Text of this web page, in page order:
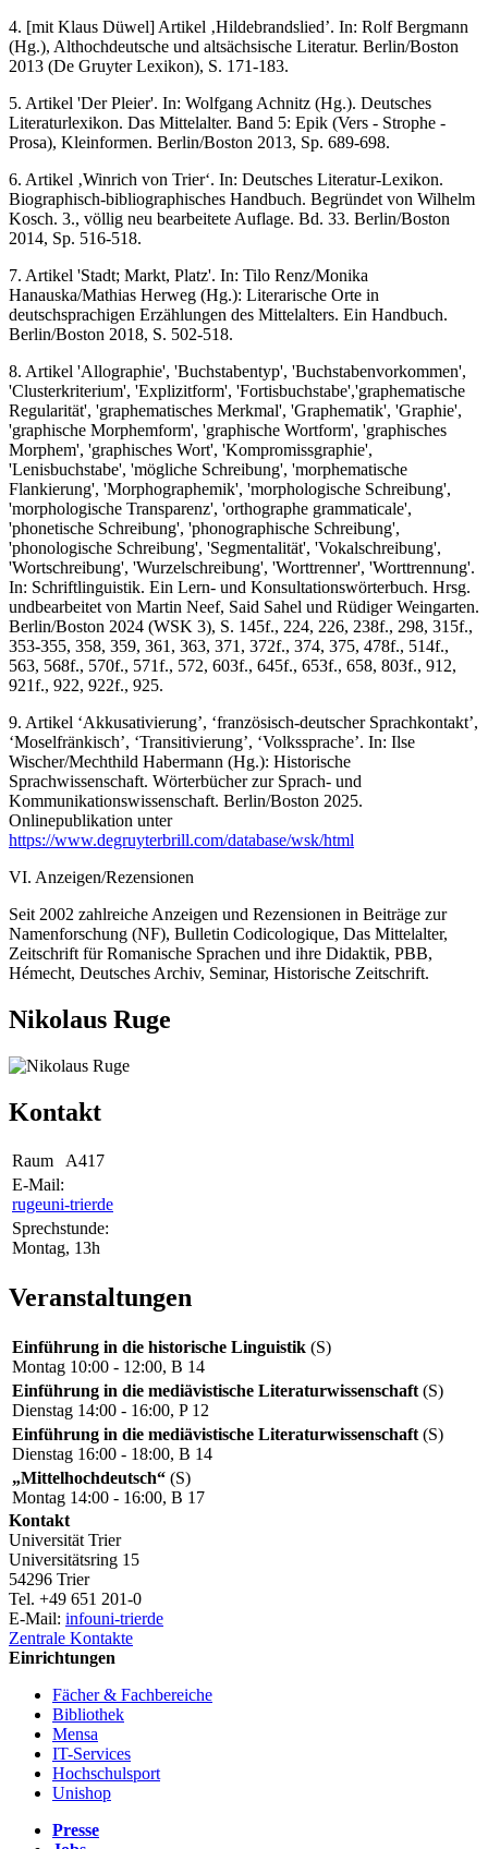
4. [mit Klaus Düwel] Artikel ‚Hildebrandslied’. In: Rolf Bergmann
(Hg.), Althochdeutsche und altsächsische Literatur. Berlin/Boston
2013 (De Gruyter Lexikon), S. 171-183.
5. Artikel 'Der Pleier'. In: Wolfgang Achnitz (Hg.). Deutsches
Literaturlexikon. Das Mittelalter. Band 5: Epik (Vers - Strophe -
Prosa), Kleinformen. Berlin/Boston 2013, Sp. 689-698.
6. Artikel ‚Winrich von Trier‘. In: Deutsches Literatur-Lexikon.
Biographisch-bibliographisches Handbuch. Begründet von Wilhelm
Kosch. 3., völlig neu bearbeitete Auflage. Bd. 33. Berlin/Boston
2014, Sp. 516-518.
7. Artikel 'Stadt; Markt, Platz'. In: Tilo Renz/Monika
Hanauska/Mathias Herweg (Hg.): Literarische Orte in
deutschsprachigen Erzählungen des Mittelalters. Ein Handbuch.
Berlin/Boston 2018, S. 502-518.
8. Artikel 'Allographie', 'Buchstabentyp', 'Buchstabenvorkommen',
'Clusterkriterium', 'Explizitform', 'Fortisbuchstabe','graphematische
Regularität', 'graphematisches Merkmal', 'Graphematik', 'Graphie',
'graphische Morphemform', 'graphische Wortform', 'graphisches
Morphem', 'graphisches Wort', 'Kompromissgraphie',
'Lenisbuchstabe', 'mögliche Schreibung', 'morphematische
Flankierung', 'Morphographemik', 'morphologische Schreibung',
'morphologische Transparenz', 'orthographe grammaticale',
'phonetische Schreibung', 'phonographische Schreibung',
'phonologische Schreibung', 'Segmentalität', 'Vokalschreibung',
'Wortschreibung', 'Wurzelschreibung', 'Worttrenner', 'Worttrennung'.
In: Schriftlinguistik. Ein Lern- und Konsultationswörterbuch. Hrsg.
undbearbeitet von Martin Neef, Said Sahel und Rüdiger Weingarten.
Berlin/Boston 2024 (WSK 3), S. 145f., 224, 226, 238f., 298, 315f.,
353-355, 358, 359, 361, 363, 371, 372f., 374, 375, 478f., 514f.,
563, 568f., 570f., 571f., 572, 603f., 645f., 653f., 658, 803f., 912,
921f., 922, 922f., 925.
9. Artikel ‘Akkusativierung’, ‘französisch-deutscher Sprachkontakt’,
‘Moselfränkisch’, ‘Transitivierung’, ‘Volkssprache’. In: Ilse
Wischer/Mechthild Habermann (Hg.): Historische
Sprachwissenschaft. Wörterbücher zur Sprach- und
Kommunikationswissenschaft. Berlin/Boston 2025.
Onlinepublikation unter
https://www.degruyterbrill.com/database/wsk/html
VI. Anzeigen/Rezensionen
Seit 2002 zahlreiche Anzeigen und Rezensionen in Beiträge zur
Namenforschung (NF), Bulletin Codicologique, Das Mittelalter,
Zeitschrift für Romanische Sprachen und ihre Didaktik, PBB,
Hémecht, Deutsches Archiv, Seminar, Historische Zeitschrift.
Nikolaus Ruge
Kontakt
Raum
A417
E-Mail:
rugeuni-trierde
Sprechstunde:
Montag, 13h
Veranstaltungen
Einführung in die historische Linguistik (S)
Montag 10:00 - 12:00, B 14
Einführung in die mediävistische Literaturwissenschaft (S)
Dienstag 14:00 - 16:00, P 12
Einführung in die mediävistische Literaturwissenschaft (S)
Dienstag 16:00 - 18:00, B 14
„Mittelhochdeutsch“ (S)
Montag 14:00 - 16:00, B 17
Kontakt
Universität Trier
Universitätsring 15
54296 Trier
Tel. +49 651 201-0
E-Mail: infouni-trierde
Zentrale Kontakte
Einrichtungen
Fächer & Fachbereiche
Bibliothek
Mensa
IT-Services
Hochschulsport
Unishop
Presse